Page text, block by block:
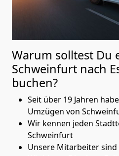
Warum solltest Du
Schweinfurt nach
buchen?
Seit über 19 Jahren
Umzügen von
Wir kennen jeden
Schweinfurt
Unsere Mitarbeiter